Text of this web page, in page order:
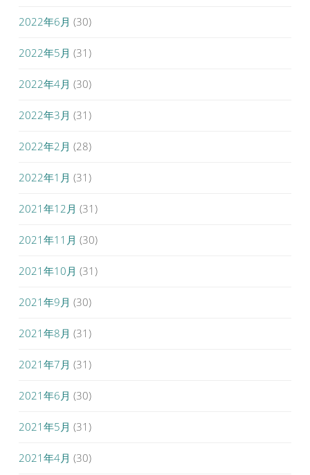
2022年6月 (30)
2022年5月 (31)
2022年4月 (30)
2022年3月 (31)
2022年2月 (28)
2022年1月 (31)
2021年12月 (31)
2021年11月 (30)
2021年10月 (31)
2021年9月 (30)
2021年8月 (31)
2021年7月 (31)
2021年6月 (30)
2021年5月 (31)
2021年4月 (30)